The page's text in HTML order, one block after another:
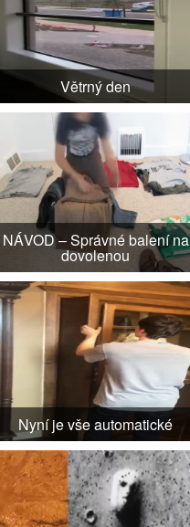
Větrný den
NÁVOD – Správné balení na
dovolenou
Nyní je vše automatické